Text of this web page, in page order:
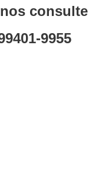
consulte
9955